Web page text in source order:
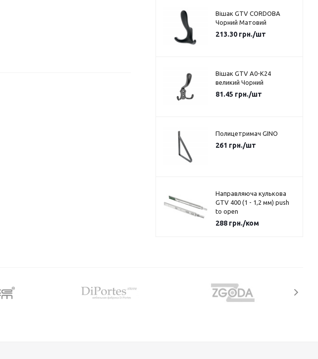
Вішак GTV CORDOBA
Чорний Матовий
213.30грн./шт
Вішак GTV A0-K24
великий Чорний
81.45 грн./шт
Полицетримач GINO
261 грн./шт
Направляюча кулькова
GTV 400 (1 - 1,2 мм) push
to open
288грн./ком